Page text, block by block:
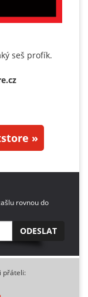
seš profík.
»
rovnou do
ODESLAT
přáteli: